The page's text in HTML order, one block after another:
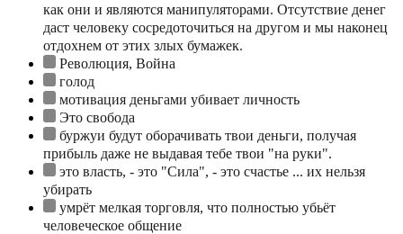
как они и являются манипуляторами. Отсутствие денег
даст человеку сосредоточиться на другом и мы наконец
отдохнем от этих злых бумажек.
Революция, Война
голод
мотивация деньгами убивает личность
Это свобода
буржуи будут оборачивать твои деньги, получая
прибыль даже не выдавая тебе твои "на руки".
это власть, - это "Сила", - это счастье ... их нельзя
убирать
умрёт мелкая торговля, что полностью убьёт
человеческое общение